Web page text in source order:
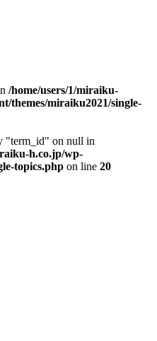
/home/users/1/miraiku-
themes/miraiku2021/single-
"term_id" on null in
h.co.jp/wp-
topics.php on line 20